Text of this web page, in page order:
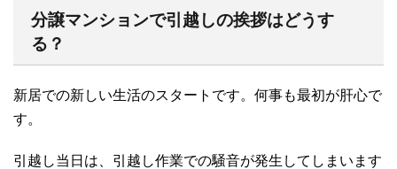
分譲マンションで引越しの挨拶はどうす
る？
新居での新しい生活のスタートです。何事も最初が肝心で
す。
引越し当日は、引越し作業での騒音が発生してしまいます